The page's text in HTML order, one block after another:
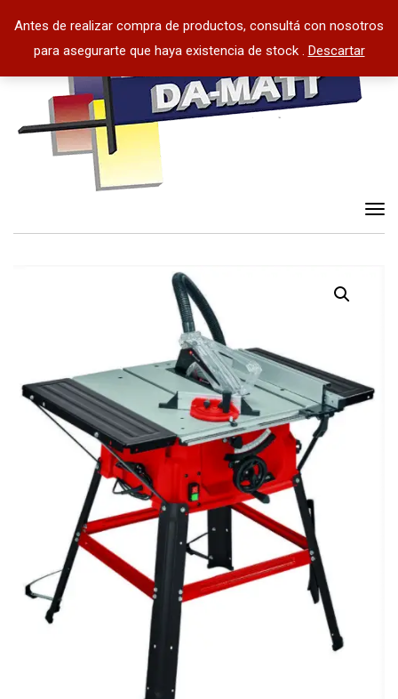
Antes de realizar compra de productos, consultá con nosotros
para asegurarte que haya existencia de stock . Descartar